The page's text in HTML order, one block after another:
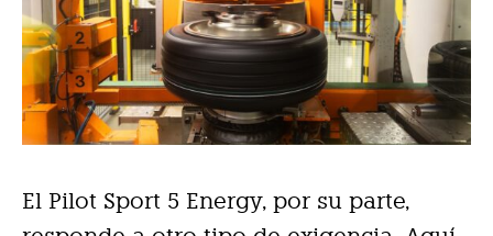
El Pilot Sport 5 Energy, por su parte,